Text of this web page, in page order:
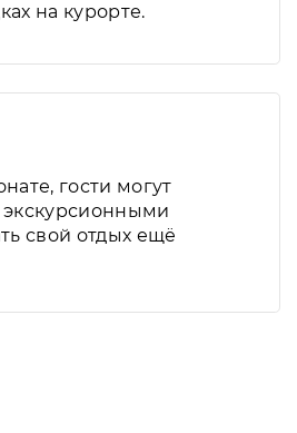
на курорте.
гости могут
экскурсионными
свой отдых ещё